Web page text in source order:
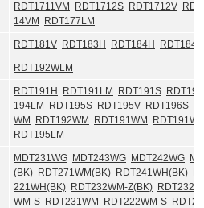
RDT1711VM
RDT1712S RDT1712V
14VM
RDT177LM
RDT181V RDT183H RDT184H RDT184S
RDT192WLM
RDT191H RDT191LM RDT191S
194LM
RDT195S RDT195V RDT196S
WM
RDT192WM RDT191WM
RDT195LM
MDT231WG MDT243WG MDT242WG
(BK) RDT271WM(BK) RDT241WH(BK)
221WH(BK) RDT232WM-Z(BK)
WM-S RDT231WM RDT222WM-S